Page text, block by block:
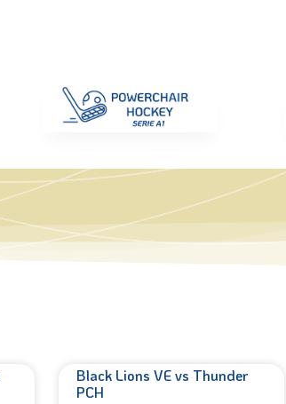
Black Lions VE vs Thunder
PCH